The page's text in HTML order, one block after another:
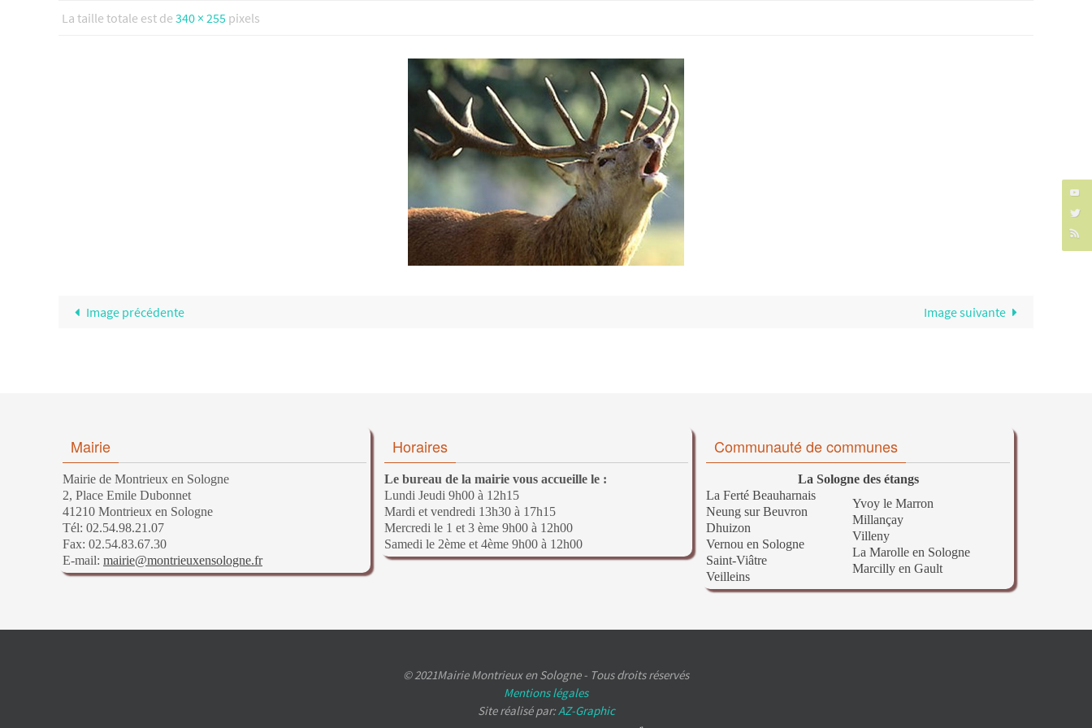
La taille totale est de 340 × 255 pixels
Image précédente Image suivante
Mairie
Mairie de Montrieux en Sologne
2, Place Emile Dubonnet
41210 Montrieux en Sologne
Tél: 02.54.98.21.07
Fax: 02.54.83.67.30
E-mail: mairie@montrieuxensologne.fr
Horaires
Le bureau de la mairie vous accueille le :
Lundi Jeudi 9h00 à 12h15
Mardi et vendredi 13h30 à 17h15
Mercredi le 1 et 3 ème 9h00 à 12h00
Samedi le 2ème et 4ème 9h00 à 12h00
Communauté de communes
La Sologne des étangs
La Ferté Beauharnais
Neung sur Beuvron
Dhuizon
Vernou en Sologne
Saint-Viâtre
Veilleins
Yvoy le Marron
Millançay
Villeny
La Marolle en Sologne
Marcilly en Gault
© 2021Mairie Montrieux en Sologne - Tous droits réservés
Mentions légales
Site réalisé par:AZ-Graphic